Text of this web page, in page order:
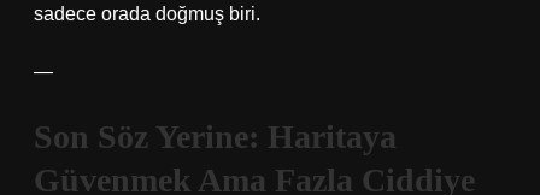
sadece orada doğmuş biri.
—
Son Söz Yerine: Haritaya
Güvenmek Ama Fazla Ciddiye